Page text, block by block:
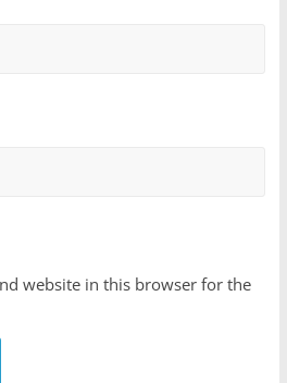
website in this browser for the